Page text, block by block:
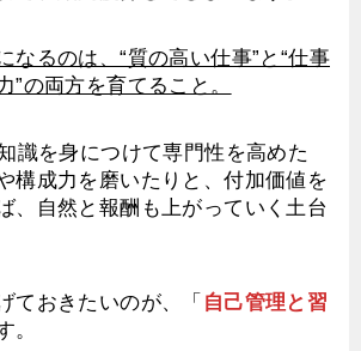
なるのは、“質の高い仕事”と“仕事
”の両方を育てること。
識を身につけて専門性を高めた
構成力を磨いたりと、付加価値を
、自然と報酬も上がっていく土台
ておきたいのが、「 自己管理と習
。